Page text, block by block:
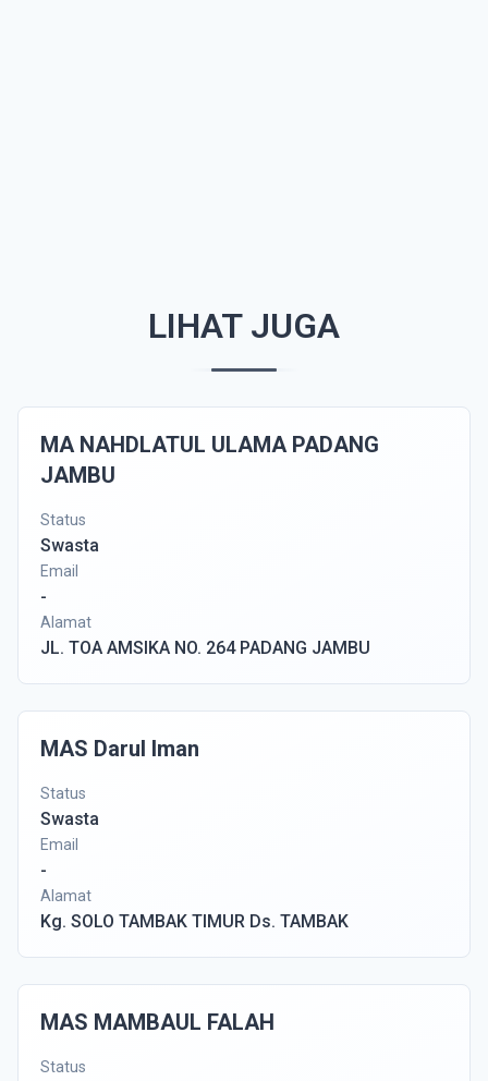
LIHAT JUGA
MA NAHDLATUL ULAMA PADANG
JAMBU
Status
Swasta
Email
-
Alamat
JL. TOA AMSIKA NO. 264 PADANG JAMBU
MAS Darul Iman
Status
Swasta
Email
-
Alamat
Kg. SOLO TAMBAK TIMUR Ds. TAMBAK
MAS MAMBAUL FALAH
Status